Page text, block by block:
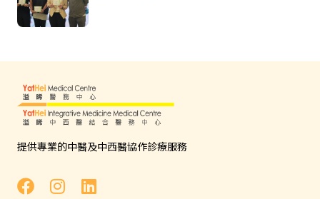
提供專業的中醫及中西醫協作診療服務